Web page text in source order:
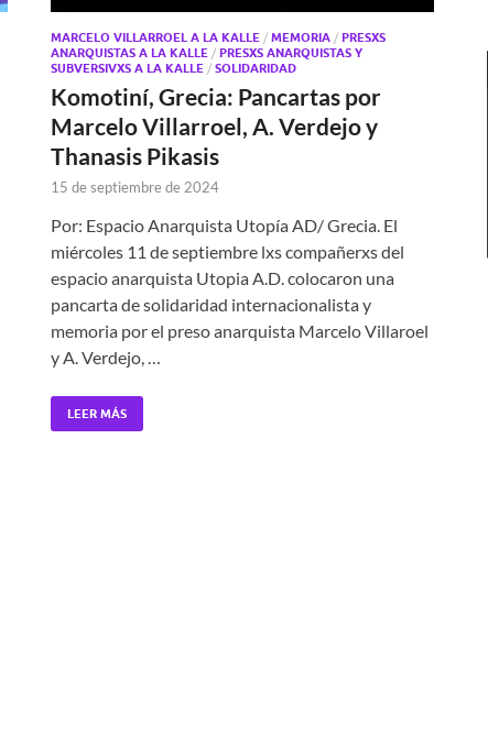
MARCELO VILLARROEL A LA KALLE / MEMORIA / PRESXS
ANARQUISTAS A LA KALLE / PRESXS ANARQUISTAS Y
SUBVERSIVXS A LA KALLE / SOLIDARIDAD
Komotiní, Grecia: Pancartas por
Marcelo Villarroel, A. Verdejo y
Thanasis Pikasis
15 de septiembre de 2024
Por: Espacio Anarquista Utopía AD/ Grecia. El
miércoles 11 de septiembre lxs compañerxs del
espacio anarquista Utopia A.D. colocaron una
pancarta de solidaridad internacionalista y
memoria por el preso anarquista Marcelo Villaroel
y A. Verdejo, …
LEER MÁS